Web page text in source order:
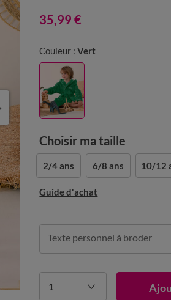
35,99 €
Couleur : Vert
Choisir ma taille
2/4 ans 6/8 ans 10/12
Guide d'achat
Texte personnel à broder
1